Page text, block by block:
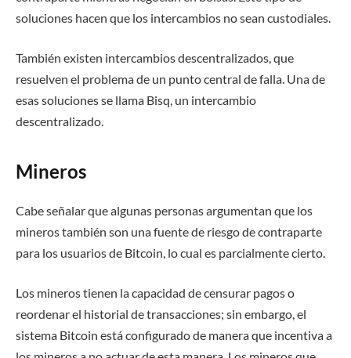
soluciones hacen que los intercambios no sean custodiales.
También existen intercambios descentralizados, que
resuelven el problema de un punto central de falla. Una de
esas soluciones se llama Bisq, un intercambio
descentralizado.
Mineros
Cabe señalar que algunas personas argumentan que los
mineros también son una fuente de riesgo de contraparte
para los usuarios de Bitcoin, lo cual es parcialmente cierto.
Los mineros tienen la capacidad de censurar pagos o
reordenar el historial de transacciones; sin embargo, el
sistema Bitcoin está configurado de manera que incentiva a